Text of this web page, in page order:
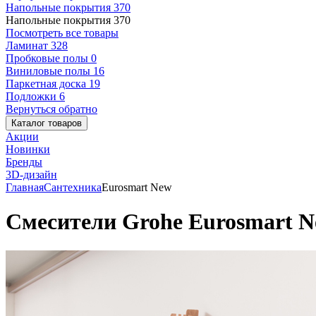
Напольные покрытия 370
Напольные покрытия 370
Посмотреть все товары
Ламинат 328
Пробковые полы 0
Виниловые полы 16
Паркетная доска 19
Подложки 6
Вернуться обратно
Каталог товаров
Акции
Новинки
Бренды
3D-дизайн
ГлавнаяСантехникаEurosmart New
Смесители Grohe Eurosmart